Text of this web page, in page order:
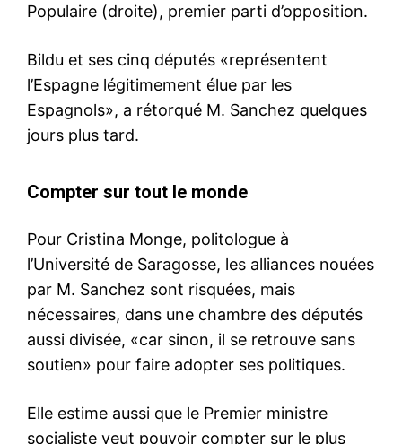
Populaire (droite), premier parti d’opposition.
Bildu et ses cinq députés «représentent
l’Espagne légitimement élue par les
Espagnols», a rétorqué M. Sanchez quelques
jours plus tard.
Compter sur tout le monde
Pour Cristina Monge, politologue à
l’Université de Saragosse, les alliances nouées
par M. Sanchez sont risquées, mais
nécessaires, dans une chambre des députés
aussi divisée, «car sinon, il se retrouve sans
soutien» pour faire adopter ses politiques.
Elle estime aussi que le Premier ministre
socialiste veut pouvoir compter sur le plus